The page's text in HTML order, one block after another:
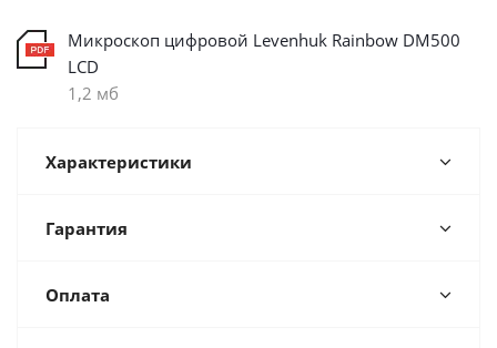
Микроскоп цифровой Levenhuk Rainbow DM500
LCD
1,2 мб
Характеристики
Гарантия
Оплата